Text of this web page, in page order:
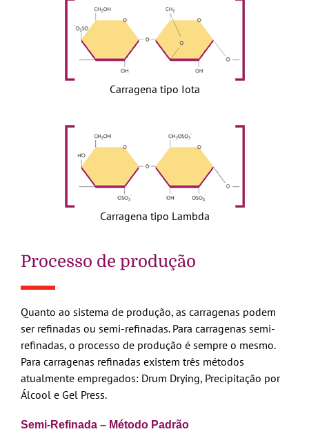
Carragena tipo Iota
Carragena tipo Lambda
Processo de produção
Quanto ao sistema de produção, as carragenas podem
ser refinadas ou semi-refinadas. Para carragenas semi-
refinadas, o processo de produção é sempre o mesmo.
Para carragenas refinadas existem três métodos
atualmente empregados: Drum Drying, Precipitação por
Álcool e Gel Press.
Semi-Refinada – Método Padrão